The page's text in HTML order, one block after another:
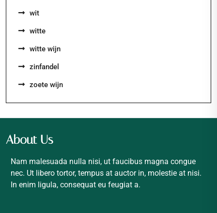
wit
witte
witte wijn
zinfandel
zoete wijn
About Us
Nam malesuada nulla nisi, ut faucibus magna congue
nec. Ut libero tortor, tempus at auctor in, molestie at nisi.
In enim ligula, consequat eu feugiat a.